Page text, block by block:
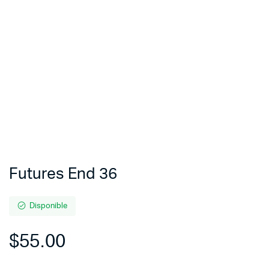
Futures End 36
Disponible
$55.00